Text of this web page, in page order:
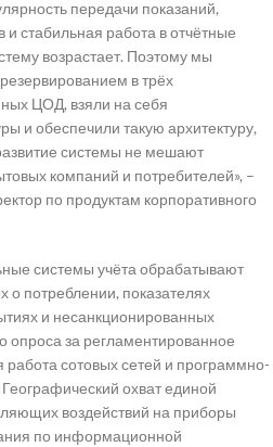
передачи показаний,
и стабильная работа в отчётные
возрастает. Поэтому мы
в трёх
ЦОД, взяли на себя
и обеспечили такую архитектуру,
системы не мешают
компаний и потребителей», –
по продуктам корпоративного
системы учёта обрабатывают
потреблении, показателях
и несанкционированных
опроса за регламентированное
сотовых сетей и программно-
охват единой
воздействий на приборы
по информационной